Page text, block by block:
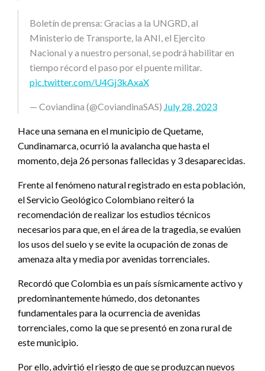
Boletín de prensa: Gracias a la UNGRD, al
Ministerio de Transporte, la ANI, el Ejercito
Nacional y a nuestro personal, se podrá habilitar en
tiempo récord el paso por el puente militar.
pic.twitter.com/U4Gj3kAxaX
— Coviandina (@CoviandinaSAS) July 28, 2023
Hace una semana en el municipio de Quetame,
Cundinamarca, ocurrió la avalancha que hasta el
momento, deja 26 personas fallecidas y 3 desaparecidas.
Frente al fenómeno natural registrado en esta población,
el Servicio Geológico Colombiano reiteró la
recomendación de realizar los estudios técnicos
necesarios para que, en el área de la tragedia, se evalúen
los usos del suelo y se evite la ocupación de zonas de
amenaza alta y media por avenidas torrenciales.
Recordó que Colombia es un país sísmicamente activo y
predominantemente húmedo, dos detonantes
fundamentales para la ocurrencia de avenidas
torrenciales, como la que se presentó en zona rural de
este municipio.
Por ello, advirtió el riesgo de que se produzcan nuevos